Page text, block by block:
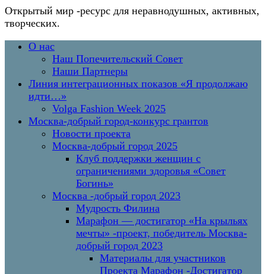
Открытый мир -ресурс для неравнодушных, активных,
творческих.
Перейти
содержимому
Основное
О нас
Наш Попечительский Совет
Наши Партнеры
Линия интеграционных показов «Я продолжаю
идти…»
Volga Fashion Week 2025
Москва-добрый город-конкурс грантов
Новости проекта
Москва-добрый город 2025
Клуб поддержки женщин с
ограничениями здоровья «Совет
Богинь»
Москва -добрый город 2023
Мудрость Филина
Марафон — достигатор «На крыльях
мечты» -проект, победитель Москва-
добрый город 2023
Материалы для участников
Проекта Марафон -Достигатор